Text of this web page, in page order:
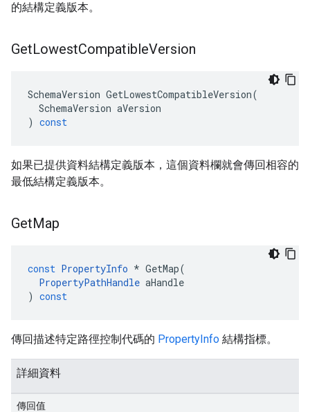
的結構定義版本。
GetLowestCompatibleVersion
SchemaVersion GetLowestCompatibleVersion(
SchemaVersion aVersion
) const
如果已提供資料結構定義版本，這個資料欄就會傳回相容的
最低結構定義版本。
GetMap
const PropertyInfo * GetMap(
PropertyPathHandle aHandle
) const
傳回描述特定路徑控制代碼的 PropertyInfo 結構指標。
詳細資料
傳回值